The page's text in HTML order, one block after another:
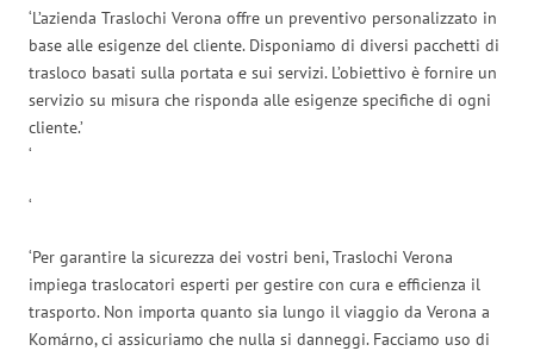
‘L’azienda Traslochi Verona offre un preventivo personalizzato in
base alle esigenze del cliente. Disponiamo di diversi pacchetti di
trasloco basati sulla portata e sui servizi. L’obiettivo è fornire un
servizio su misura che risponda alle esigenze specifiche di ogni
cliente.’
‘
‘
‘Per garantire la sicurezza dei vostri beni, Traslochi Verona
impiega traslocatori esperti per gestire con cura e efficienza il
trasporto. Non importa quanto sia lungo il viaggio da Verona a
Komárno, ci assicuriamo che nulla si danneggi. Facciamo uso di